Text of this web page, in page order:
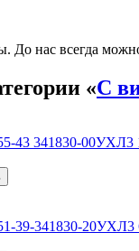
До нас всегда
«С
43 341830-00УХЛ3
39-341830-